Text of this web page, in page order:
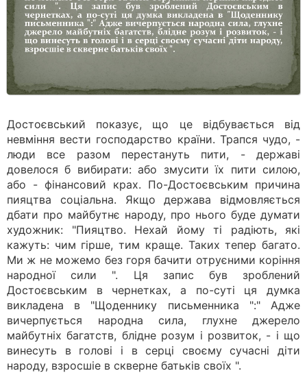
Достоєвський показує, що це відбувається від
невміння вести господарство країни. Трапся чудо, -
люди все разом перестануть пити, - державі
довелося б вибирати: або змусити їх пити силою,
або - фінансовий крах. По-Достоєвським причина
пияцтва соціальна. Якщо держава відмовляється
дбати про майбутнє народу, про нього буде думати
художник: "Пияцтво. Нехай йому ті радіють, які
кажуть: чим гірше, тим краще. Таких тепер багато.
Ми ж не можемо без горя бачити отруєними коріння
народної сили ". Ця запис був зроблений
Достоєвським в чернетках, а по-суті ця думка
викладена в "Щоденнику письменника ":" Адже
вичерпується народна сила, глухне джерело
майбутніх багатств, блідне розум і розвиток, - і що
винесуть в голові і в серці своєму сучасні діти
народу, взросшіе в скверне батьків своїх ".